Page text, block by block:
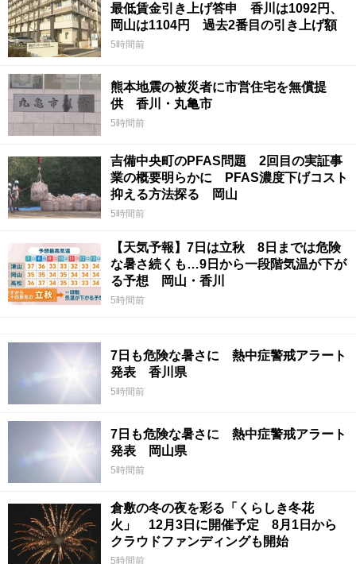
最低賃金引き上げ答申 香川は1092円、
岡山は1104円 過去2番目の引き上げ額
5時間前
熊本地震の被災者に市営住宅を無償提
供 香川・丸亀市
5時間前
吉備中央町のPFAS問題 2回目の実証事
業の概要明らかに PFAS濃度下げコスト
抑える方法探る 岡山
5時間前
【天気予報】7日は立秋 8日までは危険
な暑さ続くも…9日から一段階気温が下が
る予想 岡山・香川
5時間前
7日も危険な暑さに 熱中症警戒アラート
発表 香川県
5時間前
7日も危険な暑さに 熱中症警戒アラート
発表 岡山県
5時間前
倉敷の冬の夜を彩る「くらしき冬花
火」 12月3日に開催予定 8月1日から
クラウドファンディングも開始
5時間前